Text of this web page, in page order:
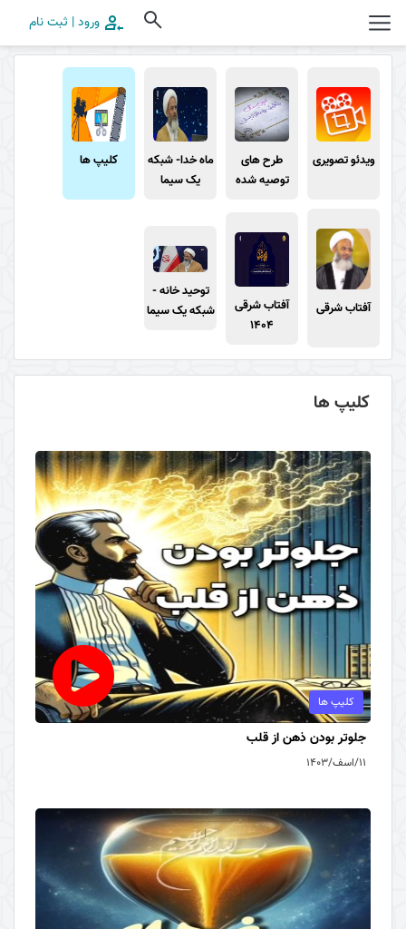
ورود | ثبت نام
ویدئو تصویری
طرح های
توصیه شده
ماه خدا- شبکه
یک سیما
کلیپ ها
آفتاب شرقی
آفتاب شرقی
1404
توحید خانه -
شبکه یک سیما
کلیپ ها
کلیپ ها
جلوتر بودن ذهن از قلب
۱۱/اسف/۱۴۰۳